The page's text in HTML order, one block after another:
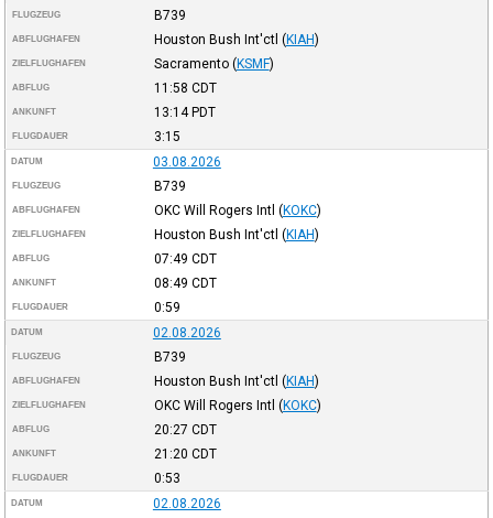
FLUGZEUG B739
ABFLUGHAFEN Houston Bush Int'ctl (KIAH)
ZIELFLUGHAFEN Sacramento (KSMF)
ABFLUG 11:58 CDT
ANKUNFT 13:14PDT
FLUGDAUER 3:15
DATUM 03.08.2026
FLUGZEUG B739
ABFLUGHAFEN OKC Will Rogers Intl (KOKC)
ZIELFLUGHAFEN Houston Bush Int'ctl (KIAH)
ABFLUG 07:49 CDT
ANKUNFT 08:49 CDT
FLUGDAUER 0:59
DATUM 02.08.2026
FLUGZEUG B739
ABFLUGHAFEN Houston Bush Int'ctl (KIAH)
ZIELFLUGHAFEN OKC Will Rogers Intl (KOKC)
ABFLUG 20:27 CDT
ANKUNFT 21:20 CDT
FLUGDAUER 0:53
DATUM 02.08.2026